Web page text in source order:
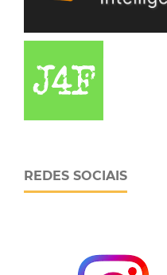
REDES SOCIAIS